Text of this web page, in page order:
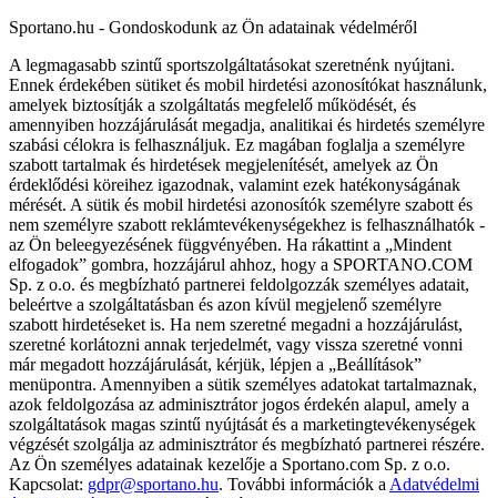
Sportano.hu - Gondoskodunk az Ön adatainak védelméről
A legmagasabb szintű sportszolgáltatásokat szeretnénk nyújtani.
Ennek érdekében sütiket és mobil hirdetési azonosítókat használunk,
amelyek biztosítják a szolgáltatás megfelelő működését, és
amennyiben hozzájárulását megadja, analitikai és hirdetés személyre
szabási célokra is felhasználjuk. Ez magában foglalja a személyre
szabott tartalmak és hirdetések megjelenítését, amelyek az Ön
érdeklődési köreihez igazodnak, valamint ezek hatékonyságának
mérését. A sütik és mobil hirdetési azonosítók személyre szabott és
nem személyre szabott reklámtevékenységekhez is felhasználhatók -
az Ön beleegyezésének függvényében. Ha rákattint a „Mindent
elfogadok” gombra, hozzájárul ahhoz, hogy a SPORTANO.COM
Sp. z o.o. és megbízható partnerei feldolgozzák személyes adatait,
beleértve a szolgáltatásban és azon kívül megjelenő személyre
szabott hirdetéseket is. Ha nem szeretné megadni a hozzájárulást,
szeretné korlátozni annak terjedelmét, vagy vissza szeretné vonni
már megadott hozzájárulását, kérjük, lépjen a „Beállítások”
menüpontra. Amennyiben a sütik személyes adatokat tartalmaznak,
azok feldolgozása az adminisztrátor jogos érdekén alapul, amely a
szolgáltatások magas szintű nyújtását és a marketingtevékenységek
végzését szolgálja az adminisztrátor és megbízható partnerei részére.
Az Ön személyes adatainak kezelője a Sportano.com Sp. z o.o.
Kapcsolat: gdpr@sportano.hu. További információk a Adatvédelmi